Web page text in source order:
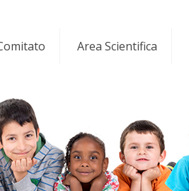
Area Scientifica